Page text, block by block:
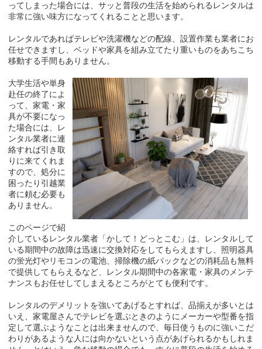
ってしまった場合には、サッと普段の生活を始められるレンタルは
非常に強い味方になってくれることと思います。
レンタルであればテレビや洗濯機などの配線、設置作業も業者にお
任せできますし、ベッドや家具を組み立てたり重いものをあちこち
移動する手間もありません。
大学生活や単身
赴任の終了によ
って、家電・家
具が不要になっ
た場合には、レ
ンタル業者に連
絡すれば引き取
りに来てくれま
すので、処分に
困ったり引越業
者に頼む必要も
ありません。
このページで紹
介しているレンタル業者「かして！どっとこむ」は、レンタルして
いる期間中の故障は迅速に交換対応をしてもらえますし、照明器具
の蛍光灯やリモコンの電池、掃除機の紙パックなどの消耗品も無料
で提供してもらえるなど、レンタル期間中の各家電・家具のメンテ
ナンスもお任せしてしまえるところがとても便利です。
レンタルのデメリットを強いてあげるとすれば、品揃えが多いとは
いえ、家電屋さんでテレビを選ぶときのようにメーカーや型番を指
定して選ぶようなことは出来ませんので、毎日使うものに強いこだ
わりがあるような人には向かないという点があげられるかもしれま